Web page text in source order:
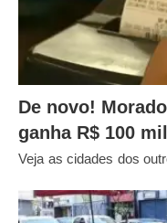
De novo!
ganha R$ 100
Veja as cidades dos